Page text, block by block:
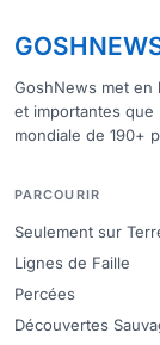
GoshNews met en
et importantes
mondiale de 190+
PARCOURIR
Seulement sur
Lignes de Faille
Percées
Découvertes